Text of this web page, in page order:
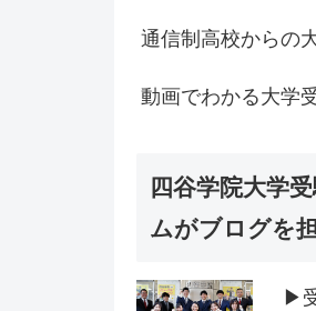
通信制高校からの
動画でわかる大学
四谷学院大学
ムがブログを
▶